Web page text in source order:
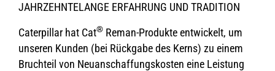
JAHRZEHNTELANGE ERFAHRUNG UND TRADITION
Caterpillar hat Cat® Reman-Produkte entwickelt, um
unseren Kunden (bei Rückgabe des Kerns) zu einem
Bruchteil von Neuanschaffungskosten eine Leistung